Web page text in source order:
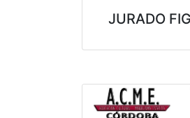
JURADO